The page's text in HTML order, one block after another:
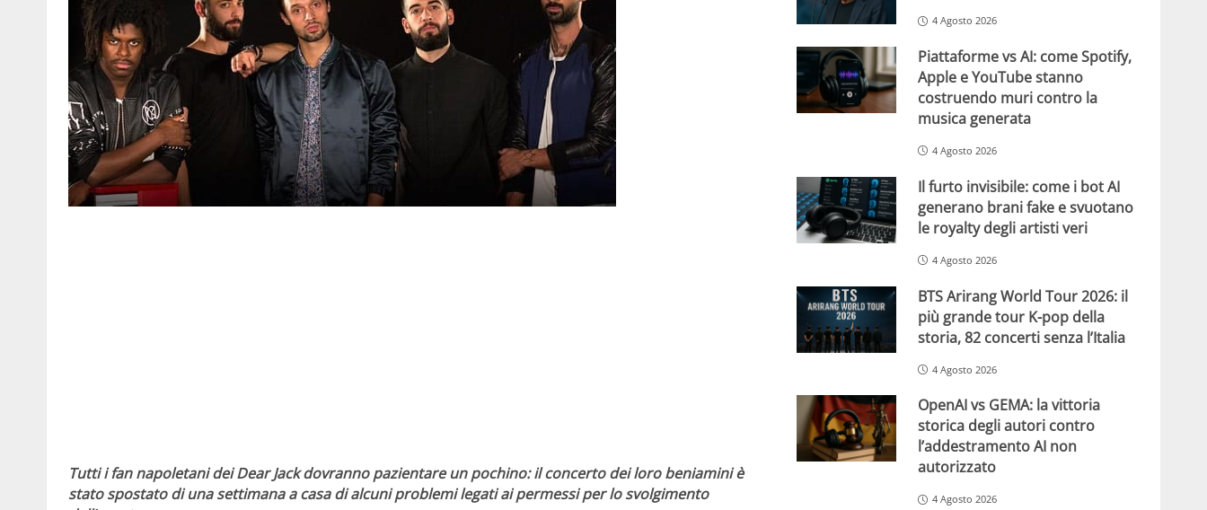
Tutti i fan napoletani dei Dear Jack dovranno pazientare un pochino: il concerto dei loro beniamini è
stato spostato di una settimana a casa di alcuni problemi legati ai permessi per lo svolgimento
4 Agosto 2026
Piattaforme vs AI: come Spotify,
Apple e YouTube stanno
costruendo muri contro la
musica generata
4 Agosto 2026
Il furto invisibile: come i bot AI
generano brani fake e svuotano
le royalty degli artisti veri
4 Agosto 2026
BTS Arirang World Tour 2026: il
più grande tour K-pop della
storia, 82 concerti senza l’Italia
4 Agosto 2026
OpenAI vs GEMA: la vittoria
storica degli autori contro
l’addestramento AI non
autorizzato
4 Agosto 2026